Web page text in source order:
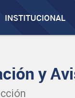
INSTITUCIONAL
y